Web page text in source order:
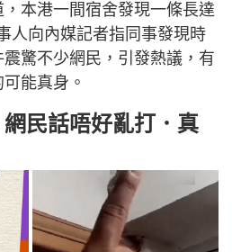
本港一間宿舍發現一條長達
人向內媒記者指同事發現時
驚不少網民，引發熱議，有
能真身。
民話唔好亂打．真